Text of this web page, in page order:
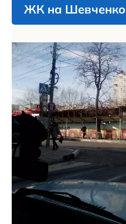
ЖК на Шевченко